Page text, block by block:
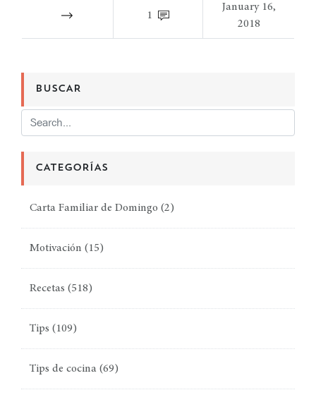
1
January 16,
2018
BUSCAR
CATEGORÍAS
Carta Familiar de Domingo (2)
Motivación (15)
Recetas (518)
Tips (109)
Tips de cocina (69)